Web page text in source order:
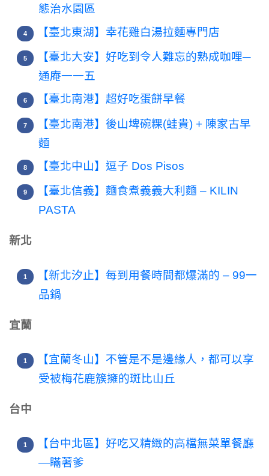
態治水園區
【臺北東湖】幸花雞白湯拉麵專門店
【臺北大安】好吃到令人難忘的熟成咖哩─
通庵一一五
【臺北南港】超好吃蛋餅早餐
【臺北南港】後山埤碗粿(蛙貴) + 陳家古早
麵
【臺北中山】逗子 Dos Pisos
【臺北信義】麵食煮義義大利麵 – KILIN
PASTA
新北
【新北汐止】每到用餐時間都爆滿的 – 99一
品鍋
宜蘭
【宜蘭冬山】不管是不是邊緣人，都可以享
受被梅花鹿簇擁的斑比山丘
台中
【台中北區】好吃又精緻的高檔無菜單餐廳
—瞞著爹